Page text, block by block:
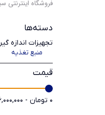
فروشگاه اینترنتی
دسته‌ها
تجهیزات اندازه
منبع تغذیه
قیمت
۰ تومان - ۱۲۶,۰۰۰,۰۰۰ تومان